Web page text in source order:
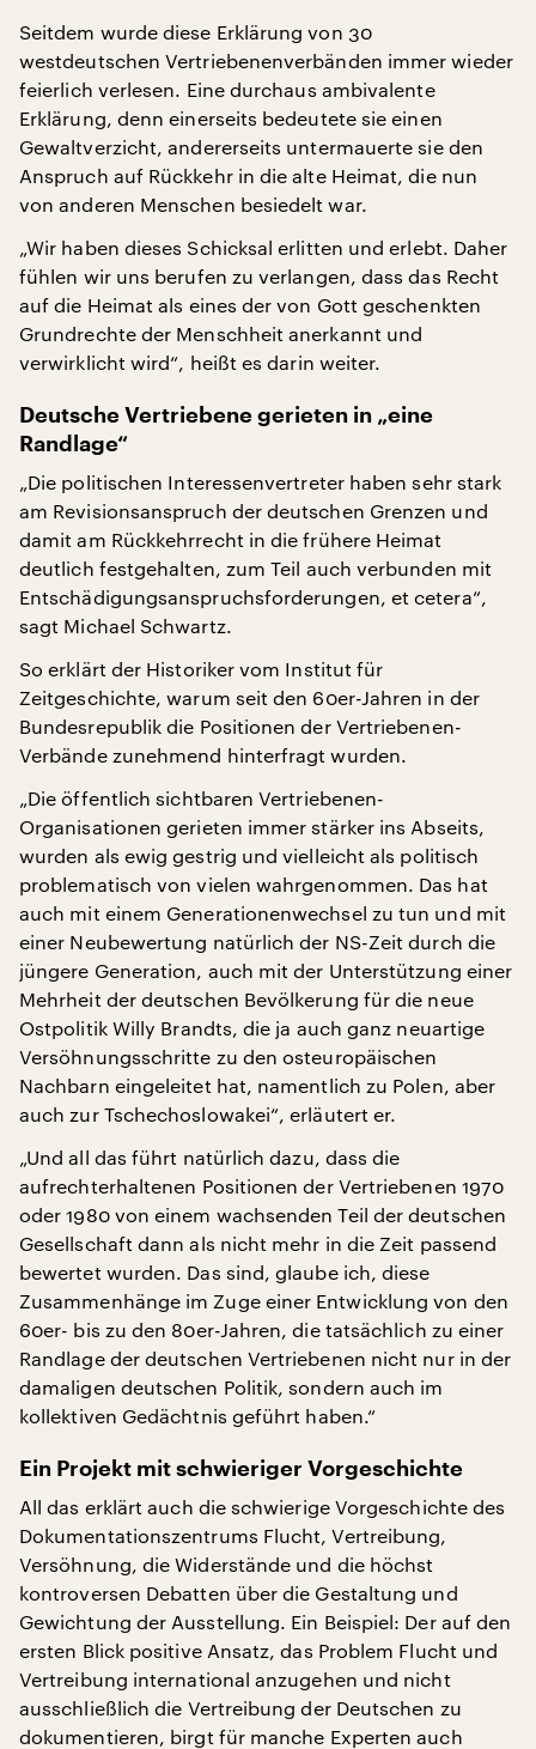
Seitdem wurde diese Erklärung von 30
westdeutschen Vertriebenenverbänden immer wieder
feierlich verlesen. Eine durchaus ambivalente
Erklärung, denn einerseits bedeutete sie einen
Gewaltverzicht, andererseits untermauerte sie den
Anspruch auf Rückkehr in die alte Heimat, die nun
von anderen Menschen besiedelt war.
„Wir haben dieses Schicksal erlitten und erlebt. Daher
fühlen wir uns berufen zu verlangen, dass das Recht
auf die Heimat als eines der von Gott geschenkten
Grundrechte der Menschheit anerkannt und
verwirklicht wird“, heißt es darin weiter.
Deutsche Vertriebene gerieten in „eine
Randlage“
„Die politischen Interessenvertreter haben sehr stark
am Revisionsanspruch der deutschen Grenzen und
damit am Rückkehrrecht in die frühere Heimat
deutlich festgehalten, zum Teil auch verbunden mit
Entschädigungsanspruchsforderungen, et cetera“,
sagt Michael Schwartz.
So erklärt der Historiker vom Institut für
Zeitgeschichte, warum seit den 60er-Jahren in der
Bundesrepublik die Positionen der Vertriebenen-
Verbände zunehmend hinterfragt wurden.
„Die öffentlich sichtbaren Vertriebenen-
Organisationen gerieten immer stärker ins Abseits,
wurden als ewig gestrig und vielleicht als politisch
problematisch von vielen wahrgenommen. Das hat
auch mit einem Generationenwechsel zu tun und mit
einer Neubewertung natürlich der NS-Zeit durch die
jüngere Generation, auch mit der Unterstützung einer
Mehrheit der deutschen Bevölkerung für die neue
Ostpolitik Willy Brandts, die ja auch ganz neuartige
Versöhnungsschritte zu den osteuropäischen
Nachbarn eingeleitet hat, namentlich zu Polen, aber
auch zur Tschechoslowakei“, erläutert er.
„Und all das führt natürlich dazu, dass die
aufrechterhaltenen Positionen der Vertriebenen 1970
oder 1980 von einem wachsenden Teil der deutschen
Gesellschaft dann als nicht mehr in die Zeit passend
bewertet wurden. Das sind, glaube ich, diese
Zusammenhänge im Zuge einer Entwicklung von den
60er- bis zu den 80er-Jahren, die tatsächlich zu einer
Randlage der deutschen Vertriebenen nicht nur in der
damaligen deutschen Politik, sondern auch im
kollektiven Gedächtnis geführt haben.“
Ein Projekt mit schwieriger Vorgeschichte
All das erklärt auch die schwierige Vorgeschichte des
Dokumentationszentrums Flucht, Vertreibung,
Versöhnung, die Widerstände und die höchst
kontroversen Debatten über die Gestaltung und
Gewichtung der Ausstellung. Ein Beispiel: Der auf den
ersten Blick positive Ansatz, das Problem Flucht und
Vertreibung international anzugehen und nicht
ausschließlich die Vertreibung der Deutschen zu
dokumentieren, birgt für manche Experten auch